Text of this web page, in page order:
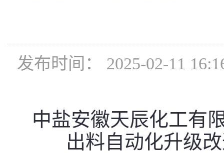
发布时间： 2025-02-11
中盐安徽天辰化工有
出料自动化升级